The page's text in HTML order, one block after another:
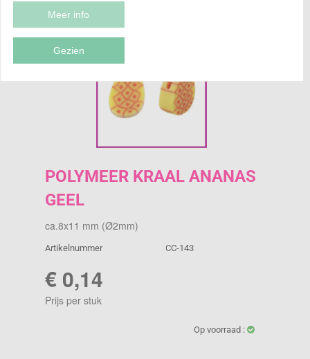
POLYMEER KRAAL ANANAS
GEEL
ca.8x11 mm (Ø2mm)
Artikelnummer CC-143
€ 0,14
Prijs per stuk
Op voorraad :
Meer info
Gezien